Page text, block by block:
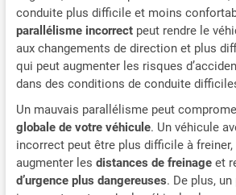
conduite plus difficile et moins
parallélisme incorrect peut rendre le
aux changements de direction et plus
qui peut augmenter les risques
dans des conditions de conduite
Un mauvais parallélisme peut
globale de votre véhicule. Un véhicule
incorrect peut être plus difficile à
augmenter les distances de freinage et
d’urgence plus dangereuses. De plus,